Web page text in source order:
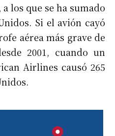
los que se ha sumado
Si el avión cayó
aérea más grave de
2001, cuando un
Airlines causó 265